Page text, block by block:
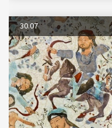
30.07